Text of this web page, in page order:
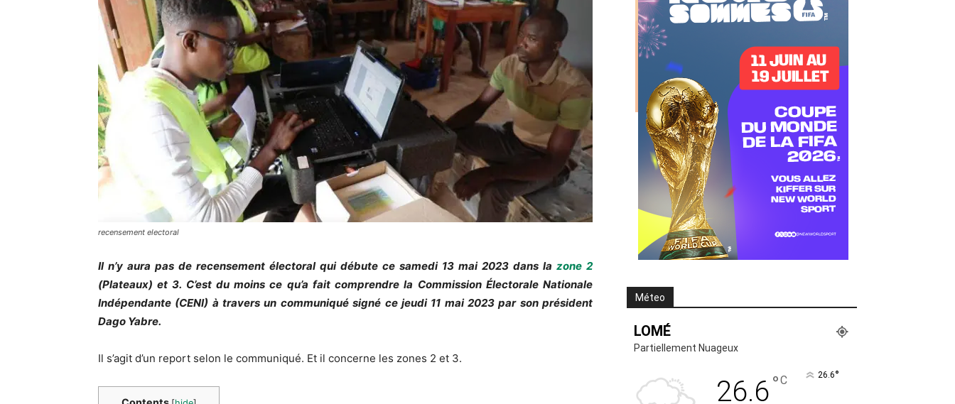
recensement electoral
Il n’y aura pas de recensement électoral qui débute ce samedi 13 mai 2023 dans la zone 2
(Plateaux) et 3. C’est du moins ce qu’a fait comprendre la Commission Électorale Nationale
Indépendante (CENI) à travers un communiqué signé ce jeudi 11 mai 2023 par son président
Dago Yabre.
Il s’agit d’un report selon le communiqué. Et il concerne les zones 2 et 3.
Méteo
LOMÉ
Partiellement Nuageux
26.6°C 26.6°